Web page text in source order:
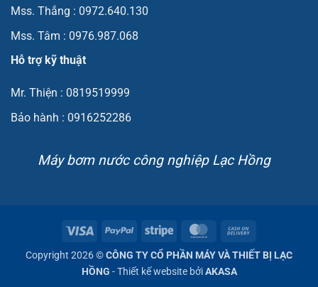
Mss. Thắng : 0972.640.130
Mss. Tâm : 0976.987.068
Hỗ trợ kỹ thuật
Mr. Thiện : 0819519999
Bảo hành : 0916252286
Máy bơm nước công nghiệp Lạc Hồng
Visa PayPal Stripe MasterCard
On
Delivery
Copyright 2026 ©CÔNG TY CỔ PHẦN MÁY VÀ THIẾT BỊ LẠC
HỒNG - Thiết kế website bởiAKASA